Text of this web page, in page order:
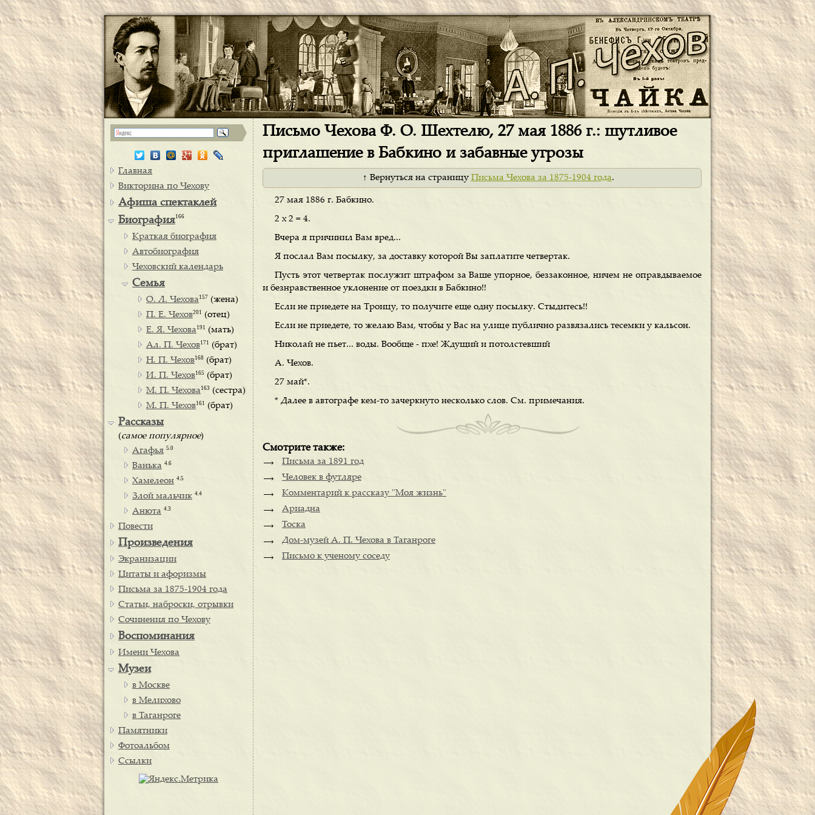
Письмо Чехова Ф. О. Шехтелю, 27 мая 1886 г.: шутливое
приглашение в Бабкино и забавные угрозы
↑ Вернуться на страницу Письма Чехова за 1875-1904 года.
27 мая 1886 г. Бабкино.
2 х 2 = 4.
Вчера я причинил Вам вред...
Я послал Вам посылку, за доставку которой Вы заплатите четвертак.
Пусть этот четвертак послужит штрафом за Ваше упорное, беззаконное, ничем не оправдываемое
и безнравственное уклонение от поездки в Бабкино!!
Если не приедете на Троицу, то получите еще одну посылку. Стыдитесь!!
Если не приедете, то желаю Вам, чтобы у Вас на улице публично развязались тесемки у кальсон.
Николай не пьет... воды. Вообще - пхе! Ждущий и потолстевший
А. Чехов.
27 май*.
* Далее в автографе кем-то зачеркнуто несколько слов. См. примечания.
Смотрите также:
Письма за 1891 год
Человек в футляре
Комментарий к рассказу "Моя жизнь"
Ариадна
Тоска
Дом-музей А. П. Чехова в Таганроге
Письмо к ученому соседу
Главная
Викторина по Чехову
Афиша спектаклей
Биография166
Краткая биография
Автобиография
Чеховский календарь
Семья
О. Л. Чехова 157 (жена)
П. Е. Чехов201 (отец)
Е. Я. Чехова 191 (мать)
Ал. П. Чехов171 (брат)
Н. П. Чехов168 (брат)
И. П. Чехов165 (брат)
М. П. Чехова 163 (сестра)
М. П. Чехов161 (брат)
Рассказы
(самое популярное)
Агафья 5.0
Ванька 4.6
Хамелеон 4.5
Злой мальчик 4.4
Анюта 4.3
Повести
Произведения
Экранизации
Цитаты и афоризмы
Письма за 1875-1904 года
Статьи, наброски, отрывки
Сочинения по Чехову
Воспоминания
Имени Чехова
Музеи
в Москве
в Мелихово
в Таганроге
Памятники
Фотоальбом
Ссылки